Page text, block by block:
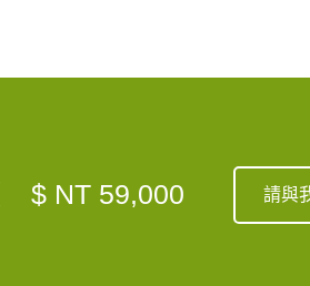
$ NT 59,000 請與